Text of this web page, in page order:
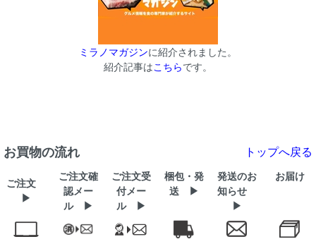
ミラノマガジンに紹介されました。
紹介記事はこちらです。
お買物の流れ トップへ戻る
ご注文
▶
ご注文確
認メー
ル ▶
ご注文受
付メー
ル ▶
梱包・発
送 ▶
発送のお
知らせ
▶
お届け